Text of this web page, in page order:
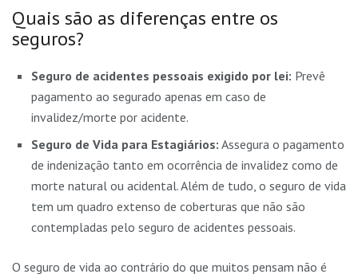
Quais são as diferenças entre os
seguros?
Seguro de acidentes pessoais exigido por lei: Prevê
pagamento ao segurado apenas em caso de
invalidez/morte por acidente.
Seguro de Vida para Estagiários: Assegura o pagamento
de indenização tanto em ocorrência de invalidez como de
morte natural ou acidental. Além de tudo, o seguro de vida
tem um quadro extenso de coberturas que não são
contempladas pelo seguro de acidentes pessoais.
O seguro de vida ao contrário do que muitos pensam não é